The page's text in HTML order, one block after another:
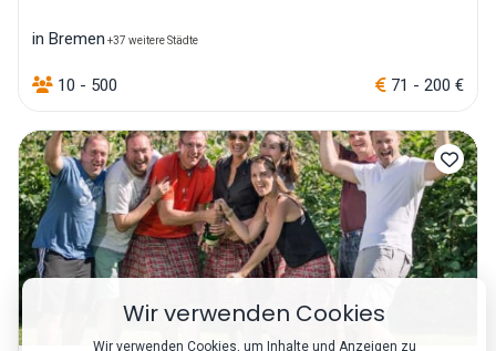
in Bremen +37 weitere Städte
10 - 500 71 - 200 €
Wir verwenden Cookies
Wir verwenden Cookies, um Inhalte und Anzeigen zu